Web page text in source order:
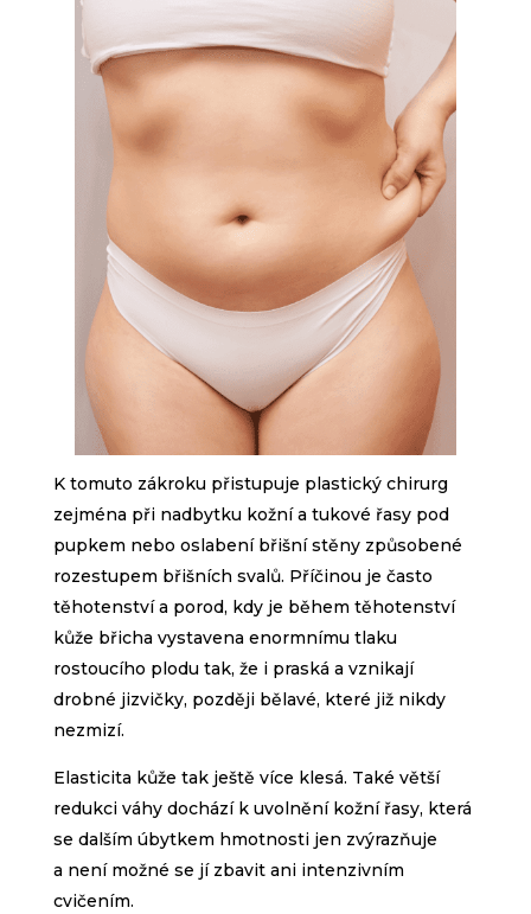
K tomuto zákroku přistupuje plastický chirurg
zejména při nadbytku kožní a tukové řasy pod
pupkem nebo oslabení břišní stěny způsobené
rozestupem břišních svalů. Příčinou je často
těhotenství a porod, kdy je během těhotenství
kůže břicha vystavena enormnímu tlaku
rostoucího plodu tak, že i praská a vznikají
drobné jizvičky, později bělavé, které již nikdy
nezmizí.
Elasticita kůže tak ještě více klesá. Také větší
redukci váhy dochází k uvolnění kožní řasy, která
se dalším úbytkem hmotnosti jen zvýrazňuje
a není možné se jí zbavit ani intenzivním
cvičením.